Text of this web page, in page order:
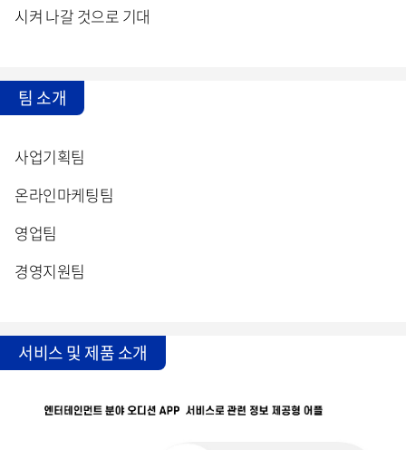
시켜 나갈 것으로 기대
팀 소개
사업기획팀
온라인마케팅팀
영업팀
경영지원팀
서비스 및 제품 소개